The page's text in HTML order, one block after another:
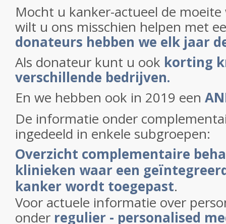
Mocht u kanker-actueel de
wilt u ons misschien helpen met
donateurs hebben we elk jaar
Als donateur kunt u ook korting
verschillende bedrijven.
En we hebben ook in 2019 een
De informatie onder
ingedeeld in enkele subgroepen:
Overzicht complementaire
klinieken waar een
kanker wordt toegepast.
Voor actuele informatie over
onder regulier - personalised